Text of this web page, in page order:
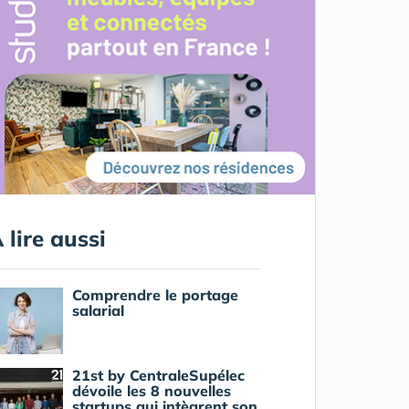
lire aussi
Comprendre le portage
salarial
21st by CentraleSupélec
dévoile les 8 nouvelles